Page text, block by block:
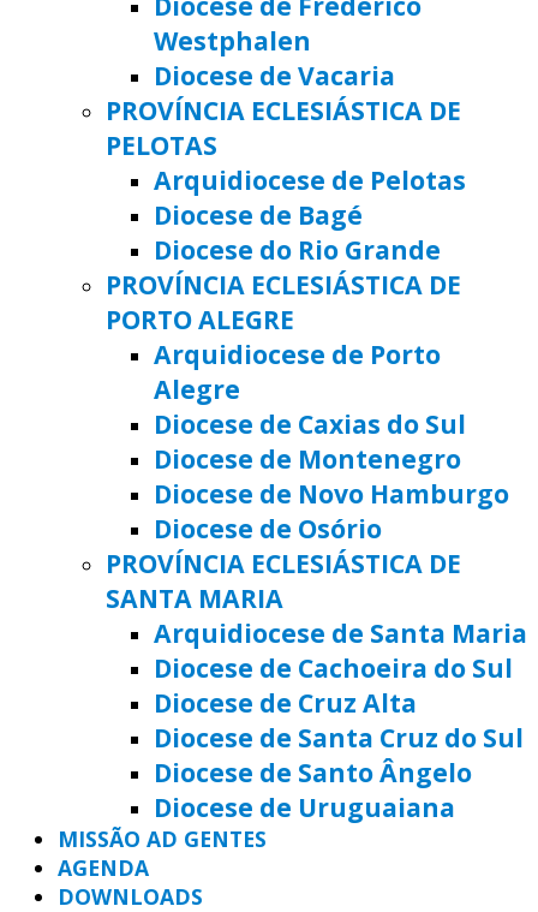
Westphalen
Diocese de Vacaria
PROVÍNCIA ECLESIÁSTICA DE
PELOTAS
Arquidiocese de Pelotas
Diocese de Bagé
Diocese do Rio Grande
PROVÍNCIA ECLESIÁSTICA DE
PORTO ALEGRE
Arquidiocese de Porto
Alegre
Diocese de Caxias do Sul
Diocese de Montenegro
Diocese de Novo Hamburgo
Diocese de Osório
PROVÍNCIA ECLESIÁSTICA DE
SANTA MARIA
Arquidiocese de Santa Maria
Diocese de Cachoeira do Sul
Diocese de Cruz Alta
Diocese de Santa Cruz do Sul
Diocese de Santo Ângelo
Diocese de Uruguaiana
MISSÃO AD GENTES
AGENDA
DOWNLOADS